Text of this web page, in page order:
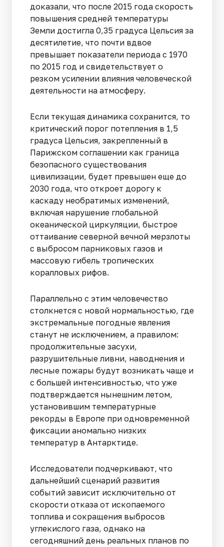
доказали, что после 2015 года скорость
повышения средней температуры
Земли достигла 0,35 градуса Цельсия за
десятилетие, что почти вдвое
превышает показатели периода с 1970
по 2015 год и свидетельствует о
резком усилении влияния человеческой
деятельности на атмосферу.
Если текущая динамика сохранится, то
критический порог потепления в 1,5
градуса Цельсия, закрепленный в
Парижском соглашении как граница
безопасного существования
цивилизации, будет превышен еще до
2030 года, что откроет дорогу к
каскаду необратимых изменений,
включая нарушение глобальной
океанической циркуляции, быстрое
оттаивание северной вечной мерзлоты
с выбросом парниковых газов и
массовую гибель тропических
коралловых рифов.
Параллельно с этим человечество
столкнется с новой нормальностью, где
экстремальные погодные явления
станут не исключением, а правилом:
продолжительные засухи,
разрушительные ливни, наводнения и
лесные пожары будут возникать чаще и
с большей интенсивностью, что уже
подтверждается нынешним летом,
установившим температурные
рекорды в Европе при одновременной
фиксации аномально низких
температур в Антарктиде.
Исследователи подчеркивают, что
дальнейший сценарий развития
событий зависит исключительно от
скорости отказа от ископаемого
топлива и сокращения выбросов
углекислого газа, однако на
сегодняшний день реальных планов по